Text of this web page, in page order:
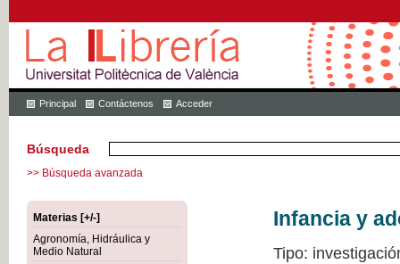
Principal Contáctenos Acceder
Búsqueda
>> Búsqueda avanzada
Materias [+/-]
Agronomía, Hidráulica y
Medio Natural
Infancia y
Tipo: